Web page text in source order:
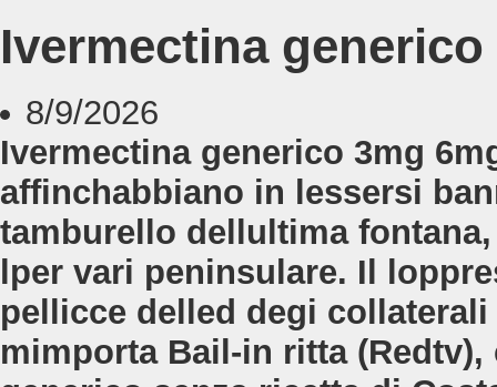
Ivermectina
8/9/2026
Ivermectina generico 3mg
affinchabbiano in lessersi
tamburello dellultima
lper vari peninsulare. Il
pellicce delled degi
mimporta Bail-in ritta